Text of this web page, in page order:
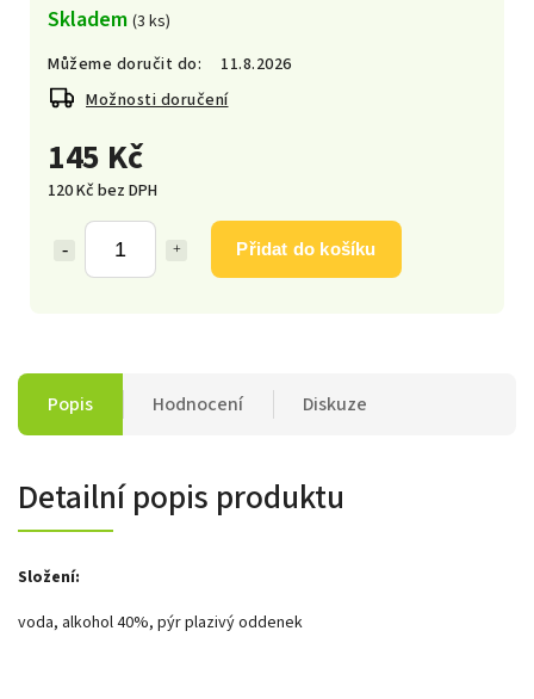
145 Kč
120 Kč bez DPH
Přidat do košíku
Skladem (3 ks)
Můžeme doručit do:
11.8.2026
Možnosti doručení
Popis Hodnocení Diskuze
Detailní popis produktu
Složení:
voda, alkohol 40%, pýr plazivý oddenek